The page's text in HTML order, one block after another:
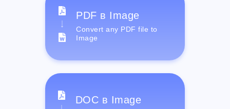
PDF в Image
Convert any PDF file to
Image
DOC в Image